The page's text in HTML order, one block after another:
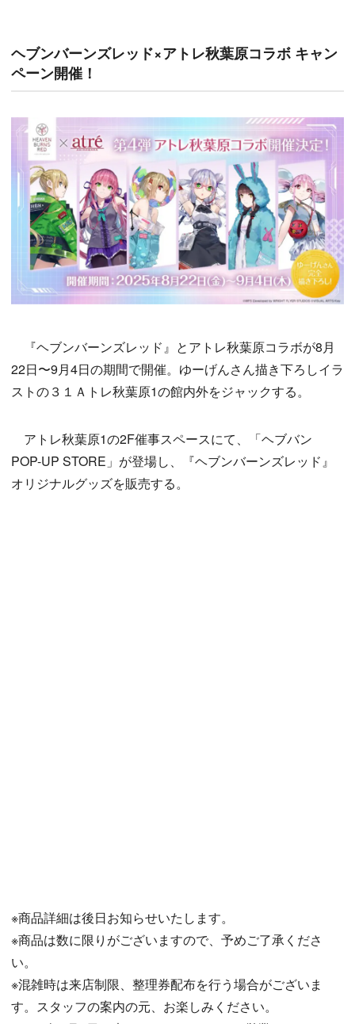
ヘブンバーンズレッド×アトレ秋葉原コラボ キャン
ペーン開催！
『ヘブンバーンズレッド』とアトレ秋葉原コラボが8月
22日〜9月4日の期間で開催。ゆーげんさん描き下ろしイラ
ストの３１Ａトレ秋葉原1の館内外をジャックする。
アトレ秋葉原1の2F催事スペースにて、「ヘブバン
POP-UP STORE」が登場し、『ヘブンバーンズレッド』
オリジナルグッズを販売する。
※商品詳細は後日お知らせいたします。
※商品は数に限りがございますので、予めご了承くださ
い。
※混雑時は来店制限、整理券配布を行う場合がございま
す。スタッフの案内の元、お楽しみください。